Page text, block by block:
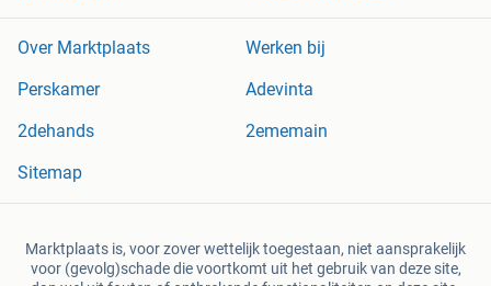
Over Marktplaats
Werken bij
Perskamer
Adevinta
2dehands
2ememain
Sitemap
Marktplaats is, voor zover wettelijk toegestaan, niet aansprakelijk
voor (gevolg)schade die voortkomt uit het gebruik van deze site,